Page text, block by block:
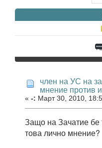
член на УС на
мнение против
« -: Март 30, 2010,
Защо на Зачатие бе
това лично мнение?